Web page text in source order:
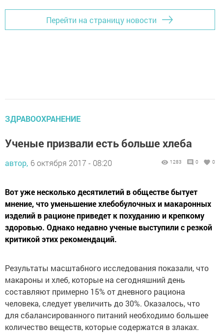
Перейти на страницу новости
ЗДРАВООХРАНЕНИЕ
Ученые призвали есть больше хлеба
автор, 6 октября 2017 - 08:20 1283 0 0
Вот уже несколько десятилетий в обществе бытует
мнение, что уменьшение хлебобулочных и макаронных
изделий в рационе приведет к похуданию и крепкому
здоровью. Однако недавно ученые выступили с резкой
критикой этих рекомендаций.
Результаты масштабного исследования показали, что
макароны и хлеб, которые на сегодняшний день
составляют примерно 15% от дневного рациона
человека, следует увеличить до 30%. Оказалось, что
для сбалансированного питаний необходимо большее
количество веществ, которые содержатся в злаках.